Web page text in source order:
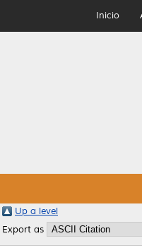
Inicio
Up a level
Export as